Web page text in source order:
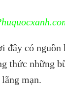
đây có
thức những
mạn.